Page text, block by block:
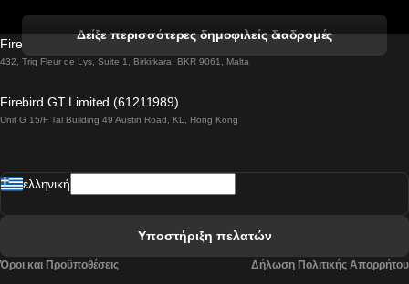
Βιέννη προς Σάλτσμπουργκ Τρένα
Βουδαπέστη προς Πράγα Tρένο
Δείξε περισσότερες δημοφιλείς διαδρομές
Firebird GT Limited (OC 1451)
432, Triq Fleur de Lys, Suite 1, Birkirkara, BKR 9061, Malta
Firebird GT Limited (61211989)
Unit G 15/F Tal Building 49 Austin Road, KL, Hong Kong
ελληνική
Υποστήριξη πελατών
Όροι και Προϋποθέσεις Δήλωση Πολιτικής Απορρήτου